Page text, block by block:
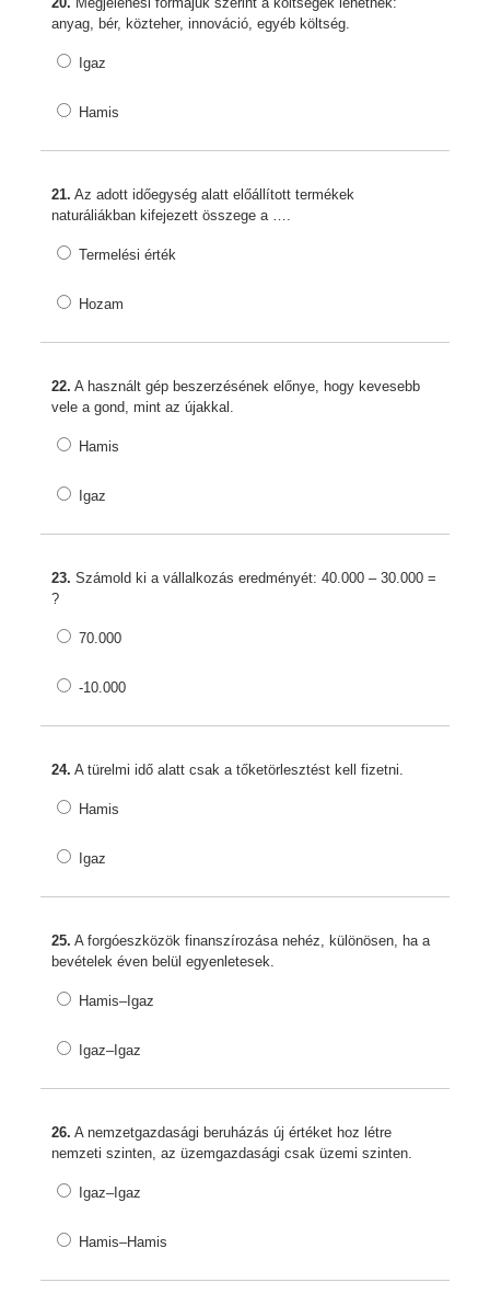
anyag, bér, közteher, innováció, egyéb költség.
Igaz
Hamis
21. Az adott időegység alatt előállított termékek
naturáliákban kifejezett összege a ….
Termelési érték
Hozam
22. A használt gép beszerzésének előnye, hogy kevesebb
vele a gond, mint az újakkal.
Hamis
Igaz
23. Számold ki a vállalkozás eredményét: 40.000 – 30.000 =
?
70.000
-10.000
24. A türelmi idő alatt csak a tőketörlesztést kell fizetni.
Hamis
Igaz
25. A forgóeszközök finanszírozása nehéz, különösen, ha a
bevételek éven belül egyenletesek.
Hamis–Igaz
Igaz–Igaz
26. A nemzetgazdasági beruházás új értéket hoz létre
nemzeti szinten, az üzemgazdasági csak üzemi szinten.
Igaz–Igaz
Hamis–Hamis